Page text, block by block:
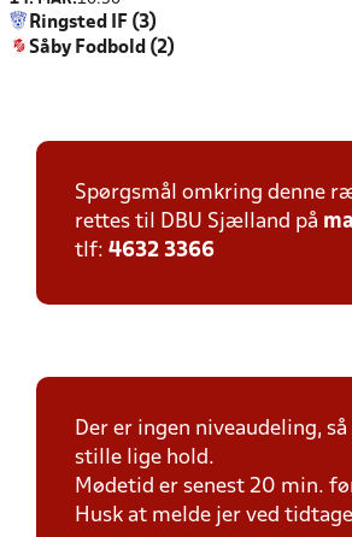
Ringsted IF (3)
Såby Fodbold (2)
Spørgsmål omkring denne
rettes til DBU Sjælland på
tlf: 4632 3366
Der er ingen niveaudeling,
stille lige hold.
Mødetid er senest 20 min.
Husk at melde jer ved